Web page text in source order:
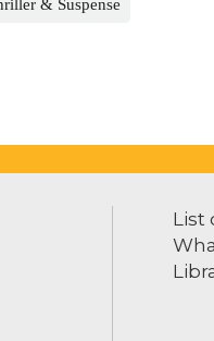
& Suspense
List